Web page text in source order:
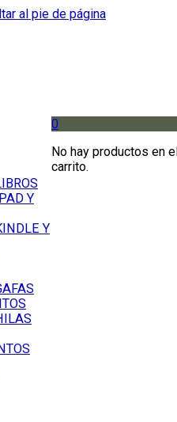
al pie de página
Y
Y
0
No hay productos en
carrito.